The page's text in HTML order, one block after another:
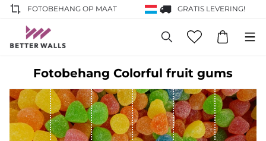
FOTOBEHANG OP MAAT GRATIS LEVERING!
Fotobehang Colorful fruit gums